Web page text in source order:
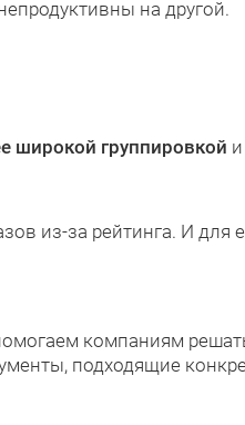
на другой.
широкой группировкой
из-за рейтинга. И для
компаниям
подходящие